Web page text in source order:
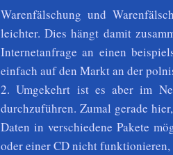
Warenfälschung und
leichter. Dies hängt damit
Internetanfrage an einen
einfach auf den Markt an der
2. Umgekehrt ist es aber im
durchzuführen. Zumal gerade
Daten in verschiedene Pakete
oder einer CD nicht